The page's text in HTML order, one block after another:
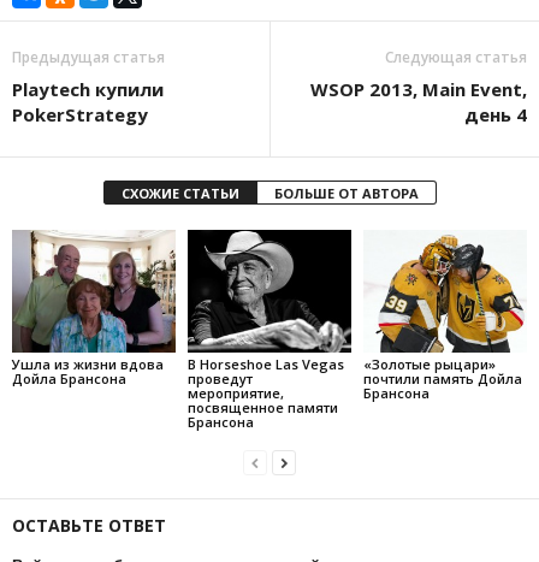
Предыдущая статья
Playtech купили
PokerStrategy
Следующая статья
WSOP 2013, Main Event,
день 4
СХОЖИЕ СТАТЬИ БОЛЬШЕ ОТ АВТОРА
Ушла из жизни вдова
Дойла Брансона
В Horseshoe Las Vegas
проведут
мероприятие,
посвященное памяти
Брансона
«Золотые рыцари»
почтили память Дойла
Брансона
ОСТАВЬТЕ ОТВЕТ